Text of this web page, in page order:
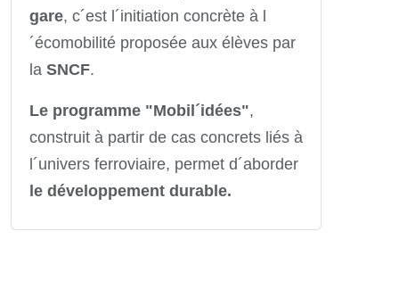
gare, c´est l´initiation concrète à l
´écomobilité proposée aux élèves par
la SNCF.
Le programme "Mobil´idées",
construit à partir de cas concrets liés à
l´univers ferroviaire, permet d´aborder
le développement durable.